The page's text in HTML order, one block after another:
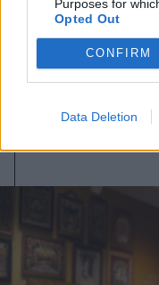
Purposes for
Opted Out
CONFIRM
Data Deletion
2026. augusztus
A